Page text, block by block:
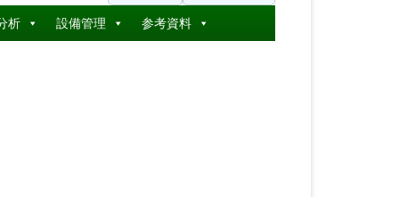
析 設備管理 参考資料